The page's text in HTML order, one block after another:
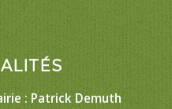
: Patrick Demuth